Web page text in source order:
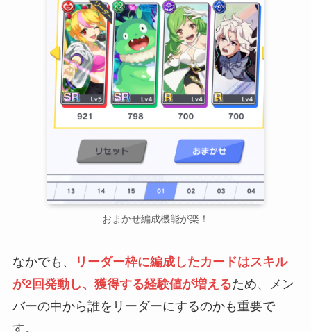
おまかせ編成機能が楽！
なかでも、
リーダー枠に編成したカードはスキル
が2回発動し、獲得する経験値が増えるため、メン
バーの中から誰をリーダーにするのかも重要で
す。